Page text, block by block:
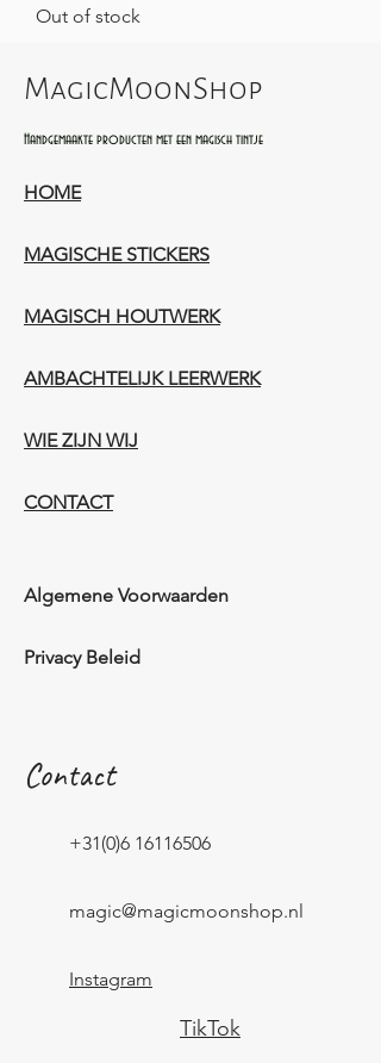
Out of stock
MagicMoonShop
Handgemaakte producten met een magisch tintje
HOME
MAGISCHE STICKERS
MAGISCH HOUTWERK
AMBACHTELIJK LEERWERK​
WIE ZIJN WIJ​​
CONTACT
Algemene Voorwaarden
Privacy Beleid
Contact
+31(0)6 16116506
magic@magicmoonshop.nl
Instagram
TikTok